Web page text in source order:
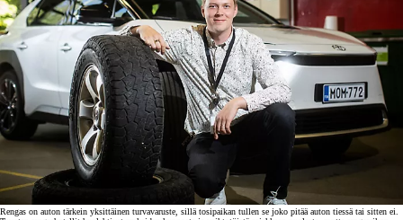
Rengas on auton tärkein yksittäinen turvavaruste, sillä tosipaikan tullen se joko pitää auton tiessä tai sitten ei.